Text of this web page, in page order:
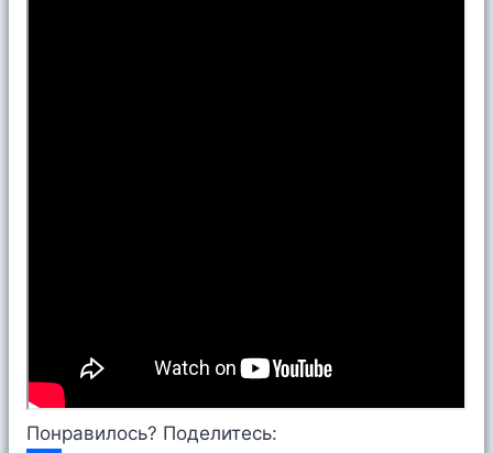
Понравилось? Поделитесь: